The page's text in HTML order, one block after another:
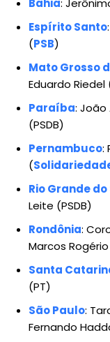
Espírito Santo
(PSB)
Mato Grosso
Eduardo Riedel
Paraíba: João
(PSDB)
Pernambuco:
(
Rio Grande do
Leite (PSDB)
Rondônia:
Marcos Rogério
Santa
(PT)
São Paulo:
Fernando